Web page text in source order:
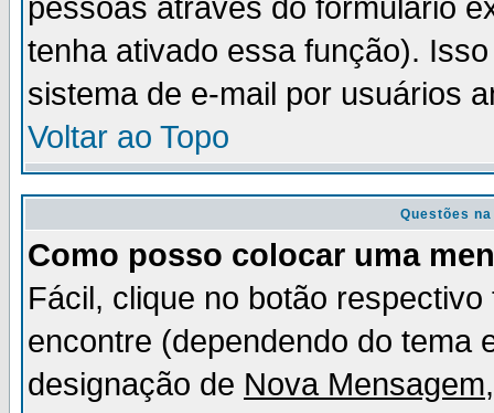
pessoas através do formulário
tenha ativado essa função).
sistema de e-mail por usuários
Voltar ao Topo
Questões
Como posso colocar uma
Fácil, clique no botão
encontre (dependendo do tema
designação de Nova Mensagem